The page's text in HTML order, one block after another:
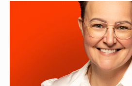
gespecialiseerd in nationale en
regelgeving relevant voor de life